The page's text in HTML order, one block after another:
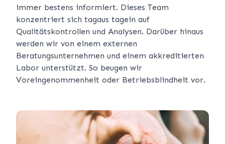
immer bestens informiert. Dieses Team
konzentriert sich tagaus tagein auf
Qualitätskontrollen und Analysen. Darüber hinaus
werden wir von einem externen
Beratungsunternehmen und einem akkreditierten
Labor unterstützt. So beugen wir
Voreingenommenheit oder Betriebsblindheit vor.